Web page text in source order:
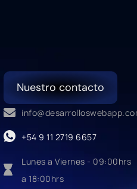
Nuestro contacto
+54 9 11 2719 6657
Lunes a Viernes - 09:00hrs
a 18:00hrs